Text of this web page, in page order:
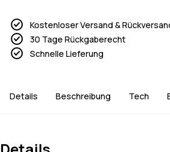
Kostenloser Versand &
30 Tage Rückgaberecht
Schnelle Lieferung
Details Beschreibung Tech